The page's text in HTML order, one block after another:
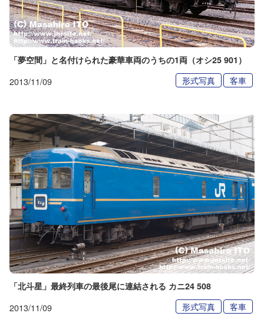
「夢空間」と名付けられた豪華車両のうちの1両（オシ25 901）
2013/11/09 形式写真 客車
「北斗星」最終列車の最後尾に連結される カニ24 508
2013/11/09 形式写真 客車